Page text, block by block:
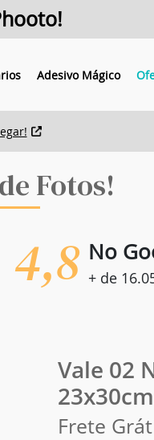
Adesivo Mágico
R$33
Fotos!
4,8 No
+ de
Vale 02
23x30cm
Frete